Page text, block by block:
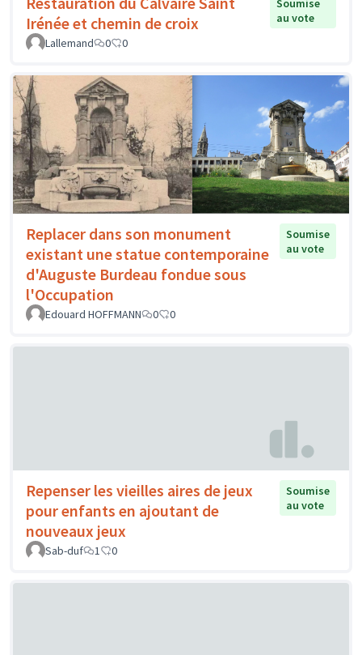
Irénée et chemin de croix
Soumise
au vote
Lallemand
0 0
Replacer dans son monument
existant une statue contemporaine
d'Auguste Burdeau fondue sous
l'Occupation
Soumise
au vote
Edouard HOFFMANN 0 0
Repenser les vieilles aires de jeux
pour enfants en ajoutant de
nouveaux jeux
Soumise
au vote
Sab-duf 1 0